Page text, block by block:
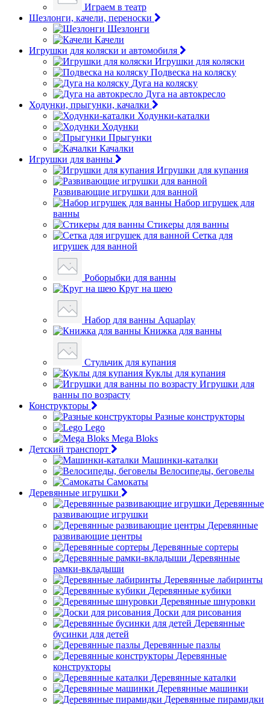
Играем в театр
Шезлонги, качели, переноски
Шезлонги
Качели
Игрушки для коляски и автомобиля
Игрушки для коляски
Подвеска на коляску
Дуга на коляску
Дуга на автокресло
Ходунки, прыгунки, качалки
Ходунки-каталки
Ходунки
Прыгунки
Качалки
Игрушки для ванны
Игрушки для купания
Развивающие игрушки для ванной
Набор игрушек для
ванны
Стикеры для ванны
Сетка для
игрушек для ванной
Роборыбки для ванны
Круг на шею
Набор для ванны Aquaplay
Книжка для ванны
Стульчик для купания
Куклы для купания
Игрушки для
ванны по возрасту
Конструкторы
Разные конструкторы
Lego
Mega Bloks
Детский транспорт
Машинки-каталки
Велосипеды, беговелы
Самокаты
Деревянные игрушки
Деревянные
развивающие игрушки
Деревянные
развивающие центры
Деревянные сортеры
Деревянные
рамки-вкладыши
Деревянные лабиринты
Деревянные кубики
Деревянные шнуровки
Доски для рисования
Деревянные
бусинки для детей
Деревянные пазлы
Деревянные
конструкторы
Деревянные каталки
Деревянные машинки
Деревянные пирамидки